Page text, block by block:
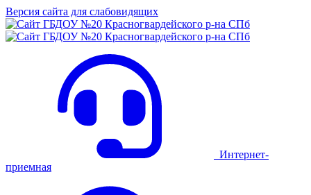
Версия сайта для слабовидящих
Интернет-
приемная